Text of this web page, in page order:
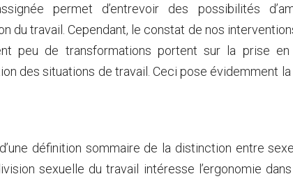
permet d’entrevoir des possibilités
du travail. Cependant, le constat de nos
peu de transformations portent sur la prise
des situations de travail. Ceci pose évidemment la
définition sommaire de la distinction entre
sexuelle du travail intéresse l’ergonomie